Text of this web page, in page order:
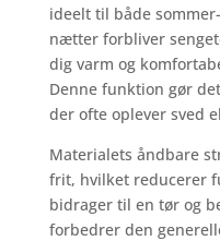
ideelt til både
nætter forbliver
dig varm og
Denne funktion gør
der ofte oplever sved
Materialets åndbare
frit, hvilket reducerer
bidrager til en tør og
forbedrer den